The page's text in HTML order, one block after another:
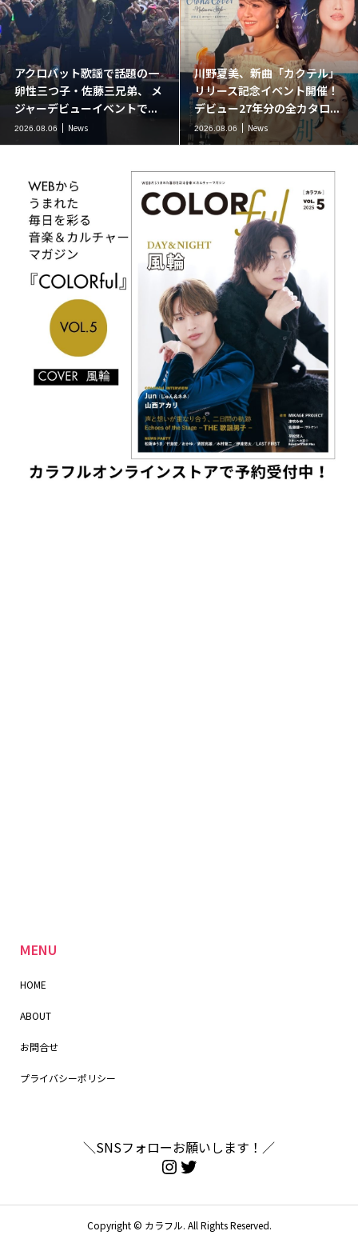
アクロバット歌謡で話題の一
卵性三つ子・佐藤三兄弟、 メ
ジャーデビューイベントで...
2026.08.06 News
川野夏美、新曲「カクテル」
リリース記念イベント開催！
デビュー27年分の全カタロ...
2026.08.06 News
MENU
HOME
ABOUT
お問合せ
プライバシーポリシー
＼SNSフォローお願いします！／
Copyright © カラフル. All Rights Reserved.